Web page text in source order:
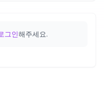
그인해주세요.